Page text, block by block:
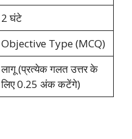
2 घंटे
Objective Type (MCQ)
लागू (प्रत्येक गलत उत्तर के
लिए 0.25 अंक कटेंगे)